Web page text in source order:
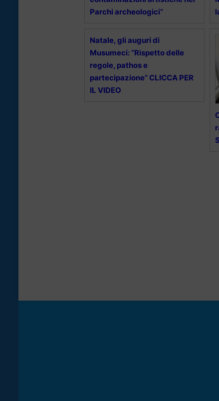
Parchi archeologici”
Natale, gli auguri di
Musumeci: “Rispetto delle
regole, pathos e
partecipazione” CLICCA PER
IL VIDEO